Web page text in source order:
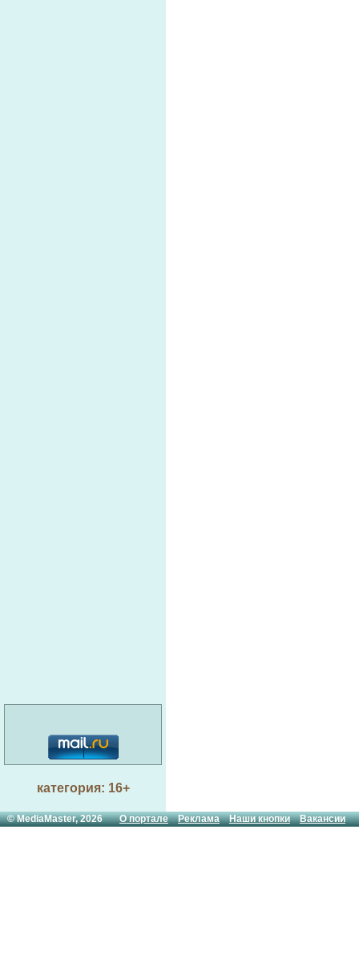
категория: 16+
© MediaMaster, 2026О портале Реклама Наши кнопки Вакансии